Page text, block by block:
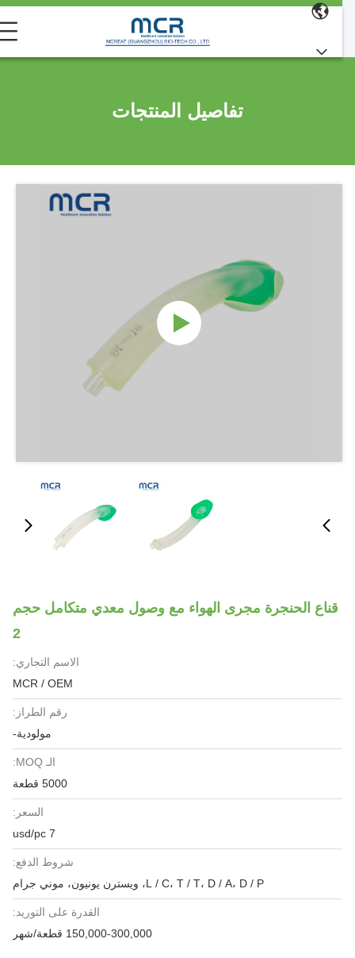
تفاصيل المنتجات
قناع الحنجرة مجرى الهواء مع وصول معدي متكامل حجم
2
الاسم التجاري:
MCR / OEM
رقم الطراز:
مولودية-
الـ MOQ:
5000 قطعة
السعر:
شروط الدفع:
L / C، T / T، D / A، D / P، ويسترن يونيون، موني جرام
القدرة على التوريد:
150,000-300,000 قطعة/شهر